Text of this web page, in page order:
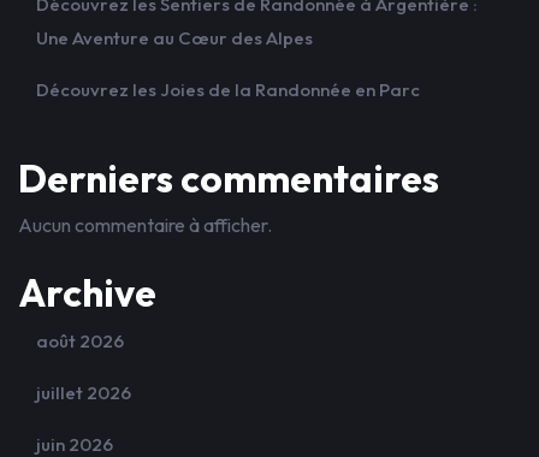
Une Aventure au Cœur des Alpes
Découvrez les Joies de la Randonnée en Parc
Derniers commentaires
Aucun commentaire à afficher.
Archive
août 2026
juillet 2026
juin 2026